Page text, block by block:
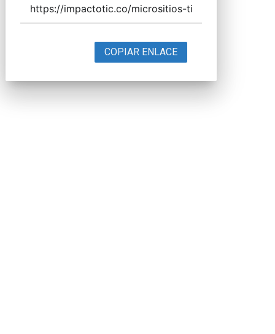
COPIAR ENLACE